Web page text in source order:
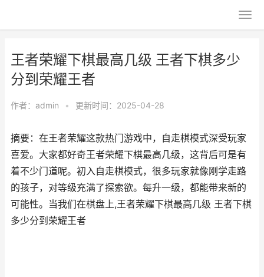
王者荣耀下棋最高几级 王者下棋多少
分到荣耀王者
作者： admin • 更新时间：2025-04-28
摘要：在王者荣耀这款热门游戏中，自走棋模式深受玩家
喜爱。大家都好奇王者荣耀下棋最高几级，这背后可是有
着不少门道呢。初入自走棋模式，很多玩家就像刚学走路
的孩子，对等级充满了探索欲。每升一级，都能带来新的
可能性。当我们在棋盘上,王者荣耀下棋最高几级 王者下棋
多少分到荣耀王者